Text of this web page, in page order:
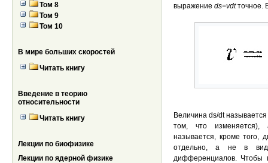
Том 8
Том 9
Том 10
В мире больших скоростей
Читать книгу
Введение в теорию
относительности
Читать книгу
Лекции по биофизике
Лекции по ядерной физике
выражение ds=vdtточное.
Величина ds/dt
том, что изменяется),
называется, кроме того,
отдельно, а не в
дифференциалов. Чтобы